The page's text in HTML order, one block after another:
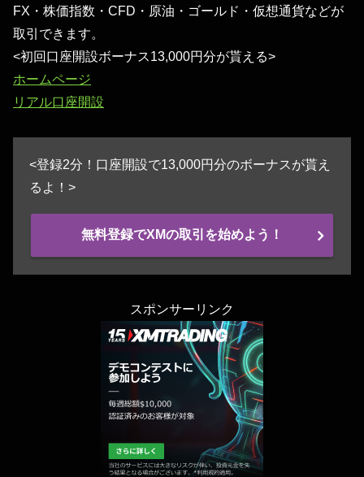
FX・株価指数・CFD・原油・ゴールド・仮想通貨などが
取引できます。
<初回口座開設ボーナス13,000円分が貰える>
ホームページ
リアル口座開設
<登録2分！口座開設で13,000円分のボーナスが貰え
るよ！>
無料登録でXMの取引を始めよう！
スポンサーリンク